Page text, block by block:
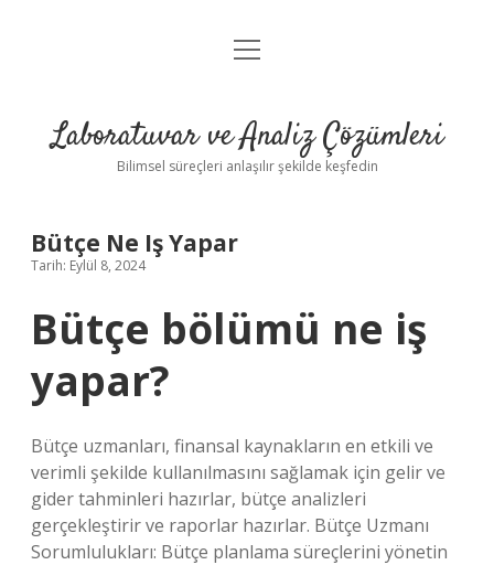
Anasayfa
Yasal Uyarı
menüyü
Laboratuvar ve Analiz Çözümleri
Bilimsel süreçleri anlaşılır şekilde keşfedin
Bütçe Ne Iş Yapar
Tarih: Eylül 8, 2024
Bütçe bölümü ne iş
yapar?
Bütçe uzmanları, finansal kaynakların en etkili ve
verimli şekilde kullanılmasını sağlamak için gelir ve
gider tahminleri hazırlar, bütçe analizleri
gerçekleştirir ve raporlar hazırlar. Bütçe Uzmanı
Sorumlulukları: Bütçe planlama süreçlerini yönetin